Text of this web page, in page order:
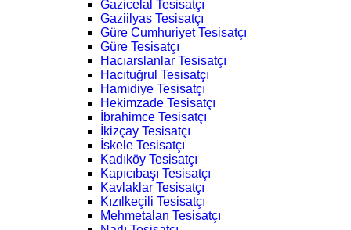
Gazicelal Tesisatçı
Gaziilyas Tesisatçı
Güre Cumhuriyet Tesisatçı
Güre Tesisatçı
Hacıarslanlar Tesisatçı
Hacıtuğrul Tesisatçı
Hamidiye Tesisatçı
Hekimzade Tesisatçı
İbrahimce Tesisatçı
İkizçay Tesisatçı
İskele Tesisatçı
Kadıköy Tesisatçı
Kapıcıbaşı Tesisatçı
Kavlaklar Tesisatçı
Kızılkeçili Tesisatçı
Mehmetalan Tesisatçı